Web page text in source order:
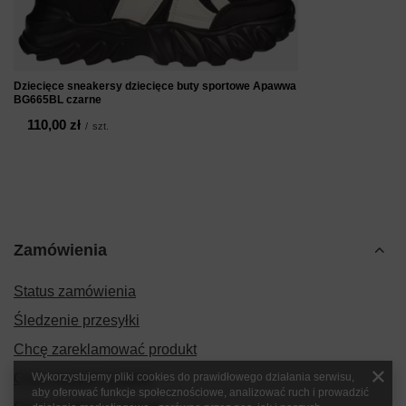
Dziecięce sneakersy dziecięce buty sportowe Apawwa
BG665BL czarne
110,00 zł / szt.
Zamówienia
Status zamówienia
Śledzenie przesyłki
Chcę zareklamować produkt
Chcę zwrócić produkt
Wykorzystujemy pliki cookies do prawidłowego działania serwisu,
aby oferować funkcje społecznościowe, analizować ruch i prowadzić